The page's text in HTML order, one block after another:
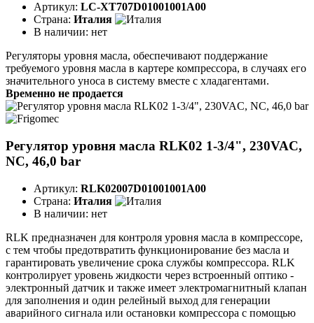
Артикул: LC-XT707D01001001A00
Страна: Италия
В наличии: нет
Регуляторы уровня масла, обеспечивают поддержание
требуемого уровня масла в картере компрессора, в случаях его
значительного уноса в систему вместе с хладагентами.
Временно не продается
Регулятор уровня масла RLK02 1-3/4", 230VAC,
NC, 46,0 bar
Артикул: RLK02007D01001001A00
Страна: Италия
В наличии: нет
RLK предназначен для контроля уровня масла в компрессоре,
с тем чтобы предотвратить функционирование без масла и
гарантировать увеличение срока службы компрессора. RLK
контролирует уровень жидкости через встроенный оптико -
электронный датчик и также имеет электромагнитный клапан
для заполнения и один релейный выход для генерации
аварийного сигнала или остановки компрессора с помощью